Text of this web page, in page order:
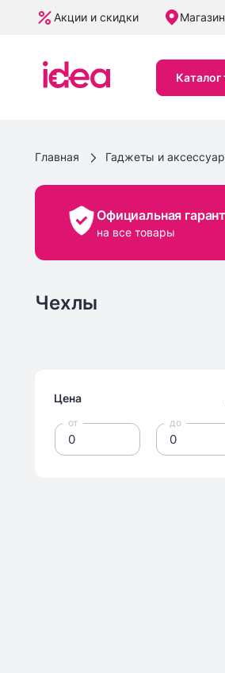
Акции и скидки
Каталог
Главная Гаджеты и
Официальная
на все товары
Чехлы
Цена
от до